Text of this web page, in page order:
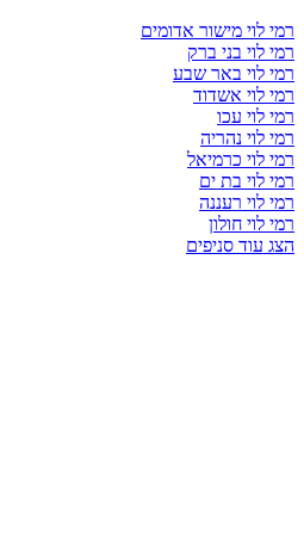
רמי לוי מישור אדומים
רמי לוי בני ברק
רמי לוי באר שבע
רמי לוי אשדוד
רמי לוי עכו
רמי לוי נהריה
רמי לוי כרמיאל
רמי לוי בת ים
רמי לוי רעננה
רמי לוי חולון
הצג עוד סניפים